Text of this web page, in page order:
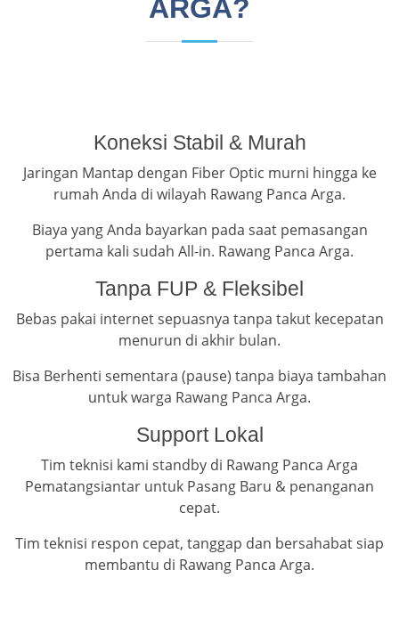
ARGA?
Koneksi Stabil & Murah
Jaringan Mantap dengan Fiber Optic murni hingga ke
rumah Anda di wilayah Rawang Panca Arga.
Biaya yang Anda bayarkan pada saat pemasangan
pertama kali sudah All-in. Rawang Panca Arga.
Tanpa FUP & Fleksibel
Bebas pakai internet sepuasnya tanpa takut kecepatan
menurun di akhir bulan.
Bisa Berhenti sementara (pause) tanpa biaya tambahan
untuk warga Rawang Panca Arga.
Support Lokal
Tim teknisi kami standby di Rawang Panca Arga
Pematangsiantar untuk Pasang Baru & penanganan
cepat.
Tim teknisi respon cepat, tanggap dan bersahabat siap
membantu di Rawang Panca Arga.